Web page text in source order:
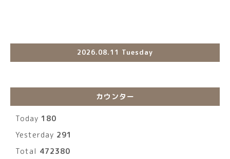
2026.08.11 Tuesday
カウンター
Today 180
Yesterday 291
Total 472380